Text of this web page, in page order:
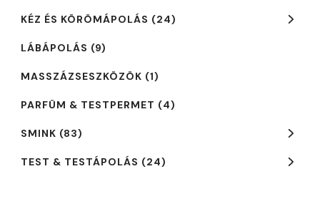
KÉZ ÉS KÖRÖMÁPOLÁS (24)
LÁBÁPOLÁS (9)
MASSZÁZSESZKÖZÖK (1)
PARFÜM & TESTPERMET (4)
SMINK (83)
TEST & TESTÁPOLÁS (24)